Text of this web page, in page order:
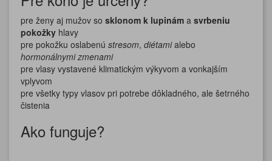
pre ženy aj mužov so sklonom k lupináma svrbeniu
pokožkyhlavy
pre pokožku oslabenú stresom, diétamialebo
hormonálnymi zmenami
pre vlasy vystavené klimatickým výkyvom a vonkajším
vplyvom
pre všetky typy vlasov pri potrebe dôkladného, ale šetrného
čistenia
Ako funguje?